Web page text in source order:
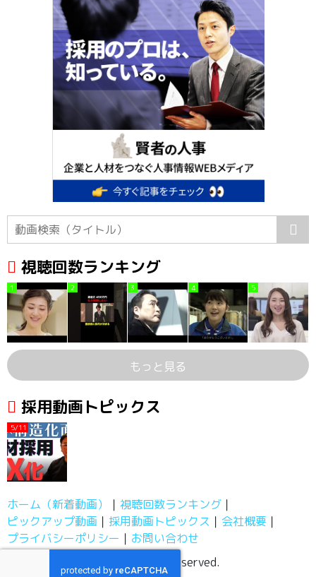
視聴回数ランキング
1 2 3 4 5
もっと見る
採用動画トピックス
5/11
ホーム（新着動画）
視聴回数ランキング
ピックアップ動画
採用動画トピックス
会社概要
プライバシーポリシー
お問い合わせ
採用動画チャンネル, All Rights Reserved.